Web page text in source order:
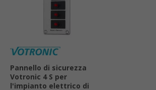
Pannello di sicurezza
Votronic 4 S per
l'impianto elettrico di